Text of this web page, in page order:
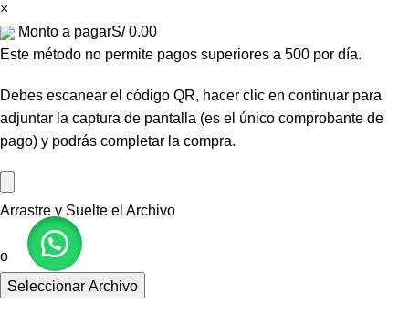
×
Monto a pagarS/0.00
Este método no permite pagos superiores a 500 por día.
Debes escanear el código QR, hacer clic en continuar para
adjuntar la captura de pantalla (es el único comprobante de
pago) y podrás completar la compra.
Arrastre y Suelte el Archivo
o
Seleccionar Archivo